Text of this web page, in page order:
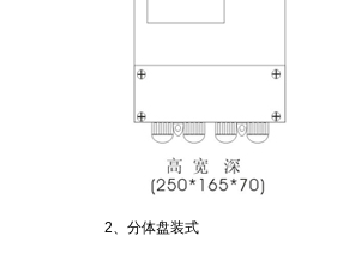
2、分体盘装式